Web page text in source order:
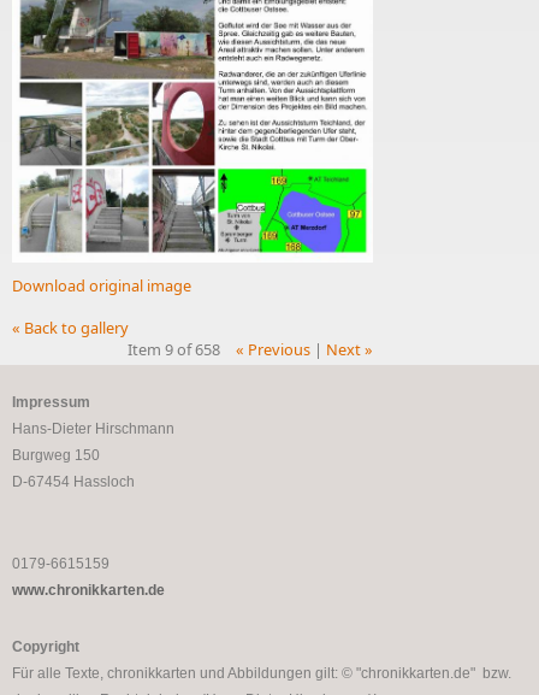
Download original image
« Back to gallery
Item 9 of 658
« Previous| Next »
Impressum
Hans-Dieter Hirschmann
Burgweg 150
D-67454 Hassloch
0179-6615159
www.chronikkarten.de
Copyright
Für alle Texte, chronikkarten und Abbildungen gilt: © "chronikkarten.de" bzw.